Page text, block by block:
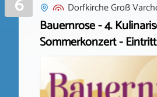
6
Dorfkirche Groß
Bauernrose - 4.
Sommerkonzert -